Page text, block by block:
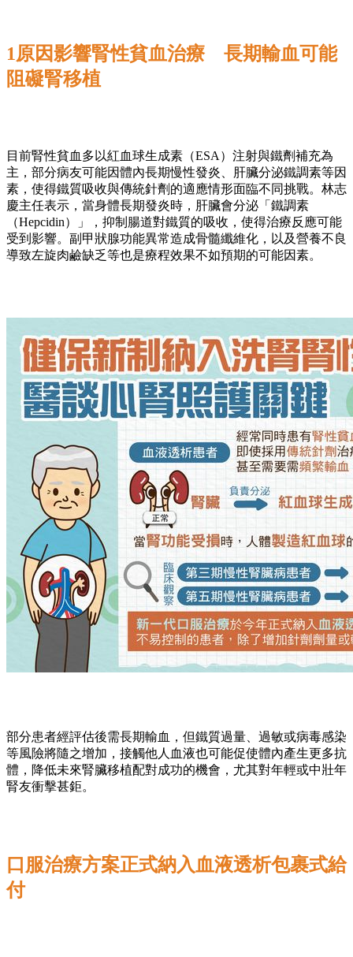
1原因影響腎性貧血治療 長期輸血可能
阻礙腎移植
目前腎性貧血多以紅血球生成素（ESA）注射與鐵劑補充為
主，部分病友可能因體內長期慢性發炎、肝臟分泌鐵調素等因
素，使得鐵質吸收與傳統針劑的適應情形面臨不同挑戰。林志
慶主任表示，當身體長期發炎時，肝臟會分泌「鐵調素
（Hepcidin）」，抑制腸道對鐵質的吸收，使得治療反應可能
受到影響。副甲狀腺功能異常造成骨髓纖維化，以及營養不良
導致左旋肉鹼缺乏等也是療程效果不如預期的可能因素。
部分患者經評估後需長期輸血，但鐵質過量、過敏或病毒感染
等風險將隨之增加，接觸他人血液也可能促使體內產生更多抗
體，降低未來腎臟移植配對成功的機會，尤其對年輕或中壯年
腎友衝擊甚鉅。
口服治療方案正式納入血液透析包裹式給
付